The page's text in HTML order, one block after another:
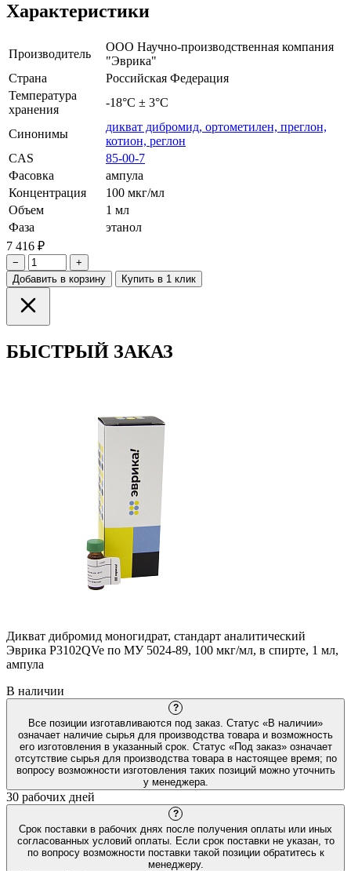
Характеристики
Производитель
ООО Научно-производственная компания
"Эврика"
Страна
Российская Федерация
Температура
хранения
-18°С ± 3°С
Синонимы
дикват дибромид, ортометилен, преглон,
котион, реглон
CAS
85-00-7
Фасовка
ампула
Концентрация
100 мкг/мл
Объем
1 мл
Фаза
этанол
7 416 ₽
−
+
Добавить в корзину
Купить в 1 клик
БЫСТРЫЙ ЗАКАЗ
Дикват дибромид моногидрат, стандарт аналитический
Эврика P3102QVe по МУ 5024-89, 100 мкг/мл, в спирте, 1 мл,
ампула
В наличии
?
Все позиции изготавливаются под заказ. Статус «В наличии»
означает наличие сырья для производства товара и возможность
его изготовления в указанный срок. Статус «Под заказ» означает
отсутствие сырья для производства товара в настоящее время; по
вопросу возможности изготовления таких позиций можно уточнить
у менеджера.
30 рабочих дней
?
Срок поставки в рабочих днях после получения оплаты или иных
согласованных условий оплаты. Если срок поставки не указан, то
по вопросу возможности поставки такой позиции обратитесь к
менеджеру.